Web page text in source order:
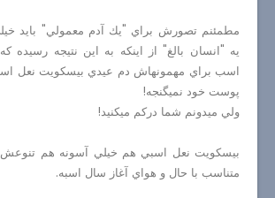
مطمئنم تصورش براي "يك آدم معمولي" بايد
يه "انسان بالغ" از اينكه به اين نتيجه رسيده
اسب براي مهمونهاش دم عيدي بيسكويت نعل
پوست خود نميگنجه!
ولي ميدونم شما دركم ميكنيد!
بيسكويت نعل اسبي هم خيلي آسونه هم تنوعش
متناسب با حال و هواي آغاز سال اسبه.